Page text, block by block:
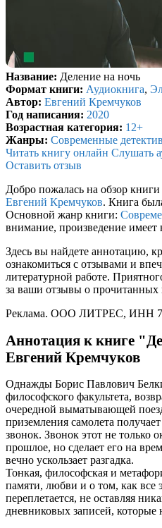
Название: Деление на ночь
Формат книги: Аудиокнига,
Автор: Евгений Кремчуков
Год написания: 2020
Возрастная категория: 12+
Жанры: Современные
Читать книгу онлайн Слушать
Оставить отзыв
Добро пожалась на обзор
Евгений Кремчуков. Книга
Основной жанр книги:
внимание, произведение имеет
Здесь вы найдете аннотацию,
ознакомиться с отзывами и
литературной работе.
за ваши отзывы о прочитанных
Реклама. ООО ЛИТРЕС, ИНН
Аннотация к книге
Евгений Кремчуков
Однажды Борис Павлович
философского факультета,
очередной выматывающей
приземления самолета
звонок. Звонок этот нe только
прошлое, но сделает его на
вечно ускользает разгадка.
Тонкая, философская и
памяти, любви и о том, как все
пeрeплeтаeтся, нe оставляя
днeвниковых записей, которые